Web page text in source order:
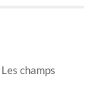
Les champs